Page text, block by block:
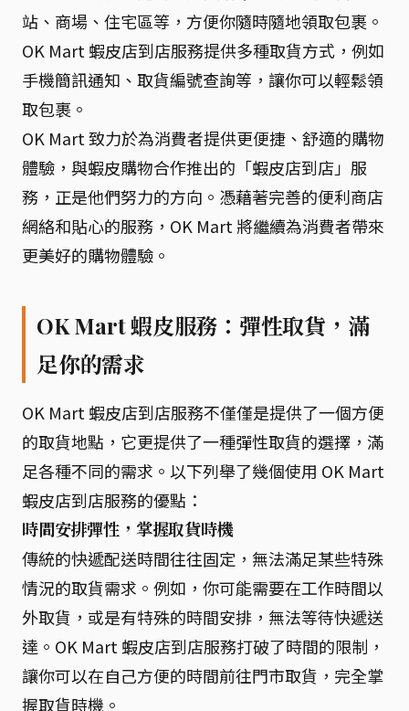
站、商場、住宅區等，方便你隨時隨地領取包裹。
OK Mart 蝦皮店到店服務提供多種取貨方式，例如
手機簡訊通知、取貨編號查詢等，讓你可以輕鬆領
取包裹。
OK Mart 致力於為消費者提供更便捷、舒適的購物
體驗，與蝦皮購物合作推出的「蝦皮店到店」服
務，正是他們努力的方向。憑藉著完善的便利商店
網絡和貼心的服務，OK Mart 將繼續為消費者帶來
更美好的購物體驗。
OK Mart 蝦皮服務：彈性取貨，滿
足你的需求
OK Mart 蝦皮店到店服務不僅僅是提供了一個方便
的取貨地點，它更提供了一種彈性取貨的選擇，滿
足各種不同的需求。以下列舉了幾個使用 OK Mart
蝦皮店到店服務的優點：
時間安排彈性，掌握取貨時機
傳統的快遞配送時間往往固定，無法滿足某些特殊
情況的取貨需求。例如，你可能需要在工作時間以
外取貨，或是有特殊的時間安排，無法等待快遞送
達。OK Mart 蝦皮店到店服務打破了時間的限制，
讓你可以在自己方便的時間前往門市取貨，完全掌
握取貨時機。